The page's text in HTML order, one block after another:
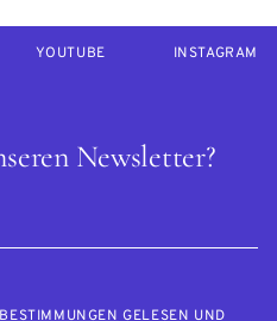
Newsletter?
GELESEN UND
YOUTUBE INSTAGRAM